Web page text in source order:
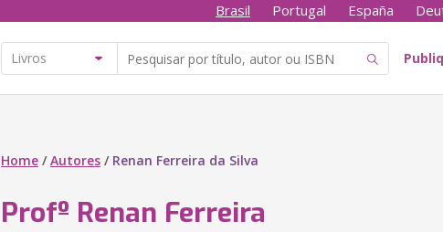
Brasil Portugal España
Home /Autores / Renan Ferreira da Silva
Profº Renan Ferreira